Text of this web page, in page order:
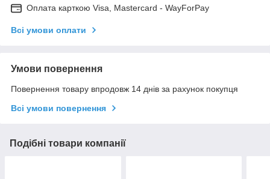
Оплата карткою Visa, Mastercard - WayForPay
Всі умови оплати
Умови повернення
Повернення товару впродовж 14 днів за рахунок покупця
Всі умови повернення
Подібні товари компанії